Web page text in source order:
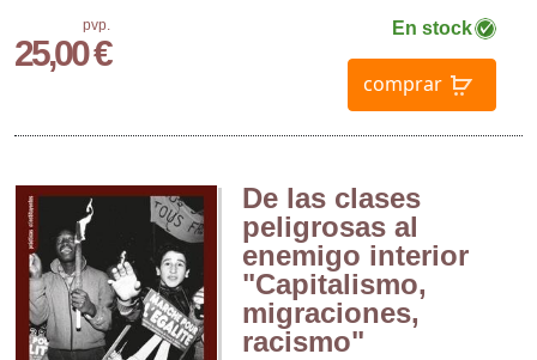
pvp.
25,00 €
En stock
comprar
De las clases
peligrosas al
enemigo interior
"Capitalismo,
migraciones,
racismo"